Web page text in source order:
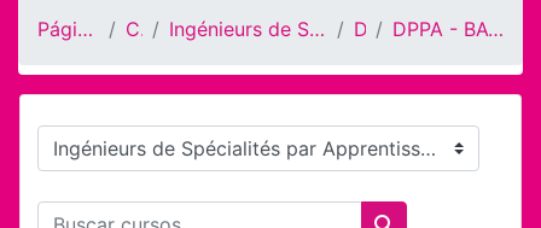
Página Principal Cursos Ingénieurs de Spécialités par Apprentissage DPPA DPPA - BAT17/INFRES17/MKX10
Categorías
Buscar cursos